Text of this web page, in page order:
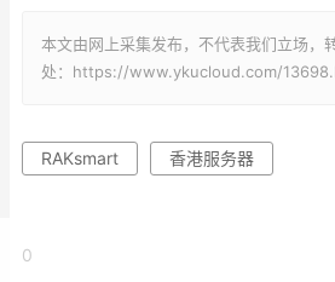
本文由网上采集发布，不代表我们立场，
处：https://www.ykucloud.com/
RAKsmart 香港服务器
0